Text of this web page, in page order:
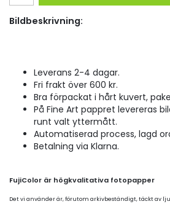
Bildbeskrivning:
Leverans 2-4 dagar.
Fri frakt över 600 kr.
Bra förpackat i hårt kuvert,
På Fine Art pappret levereras
runt valt yttermått.
Automatiserad process, lagd
Betalning via Klarna.
FujiColor är högkvalitativa fotopapper
Det vi använder är, förutom arkivbeständigt, täckt av